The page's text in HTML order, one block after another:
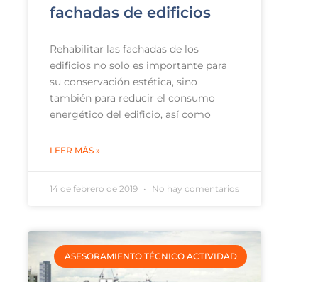
fachadas de edificios
Rehabilitar las fachadas de los
edificios no solo es importante para
su conservación estética, sino
también para reducir el consumo
energético del edificio, así como
LEER MÁS »
14 de febrero de 2019 No hay comentarios
ASESORAMIENTO TÉCNICO ACTIVIDAD